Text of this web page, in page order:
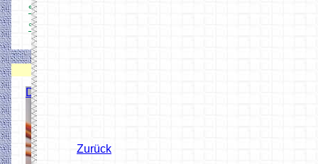
° Simpel DCC Booster
° Simpel DCC Bremsgenerator
° Simpel DCC Zentrale
DCC Servo Schaltdecoder
Zurück